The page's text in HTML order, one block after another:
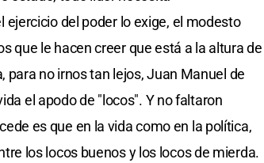
del poder lo exige, el modesto
que le hacen creer que está a la altura de
para no irnos tan lejos, Juan Manuel de
el apodo de "locos". Y no faltaron
es que en la vida como en la política,
los locos buenos y los locos de mierda.